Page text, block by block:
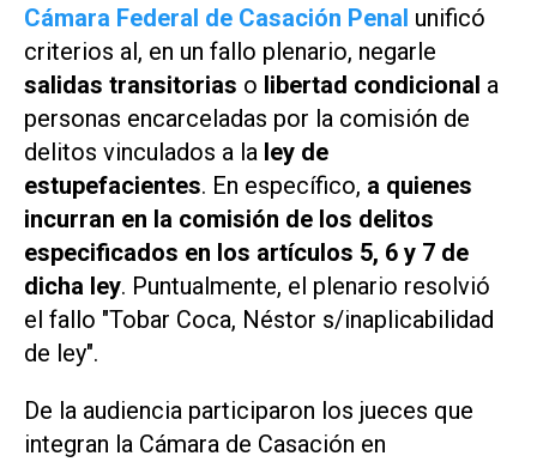
Cámara Federal de Casación Penal unificó
criterios al, en un fallo plenario, negarle
salidas transitorias o libertad condicional a
personas encarceladas por la comisión de
delitos vinculados a la ley de
estupefacientes. En específico, a quienes
incurran en la comisión de los delitos
especificados en los artículos 5, 6 y 7 de
dicha ley. Puntualmente, el plenario resolvió
el fallo "Tobar Coca, Néstor s/inaplicabilidad
de ley".
De la audiencia participaron los jueces que
integran la Cámara de Casación en